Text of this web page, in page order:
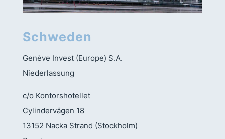
Schweden
Genève Invest (Europe) S.A.
Niederlassung
c/o Kontorshotellet
Cylindervägen 18
13152 Nacka Strand (Stockholm)